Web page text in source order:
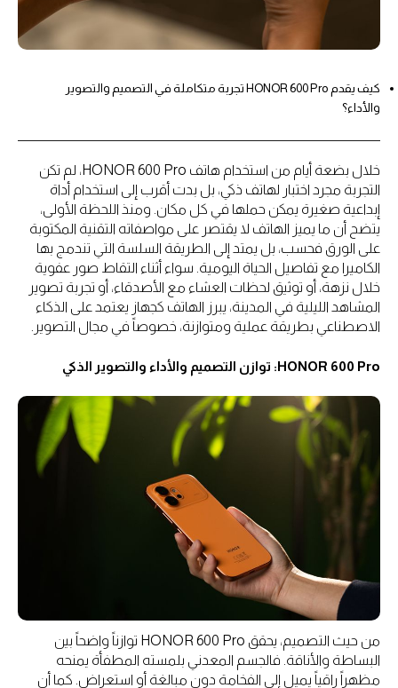
كيف يقدم HONOR 600 Pro تجربة متكاملة في التصميم والتصوير
والأداء؟
خلال بضعة أيام من استخدام هاتف HONOR 600 Pro، لم تكن
التجربة مجرد اختبار لهاتف ذكي، بل بدت أقرب إلى استخدام أداة
إبداعية صغيرة يمكن حملها في كل مكان. ومنذ اللحظة الأولى،
يتضح أن ما يميز الهاتف لا يقتصر على مواصفاته التقنية المكتوبة
على الورق فحسب، بل يمتد إلى الطريقة السلسة التي تندمج بها
الكاميرا مع تفاصيل الحياة اليومية. سواء أثناء التقاط صور عفوية
خلال نزهة، أو توثيق لحظات العشاء مع الأصدقاء، أو تجربة تصوير
المشاهد الليلية في المدينة، يبرز الهاتف كجهاز يعتمد على الذكاء
الاصطناعي بطريقة عملية ومتوازنة، خصوصاً في مجال التصوير.
HONOR 600 Pro: توازن التصميم والأداء والتصوير الذكي
من حيث التصميم، يحقق HONOR 600 Pro توازناً واضحاً بين
البساطة والأناقة. فالجسم المعدني بلمسته المطفأة يمنحه
مظهراً راقياً يميل إلى الفخامة دون مبالغة أو استعراض. كما أن